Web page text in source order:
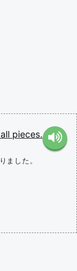
pieces.
ました。